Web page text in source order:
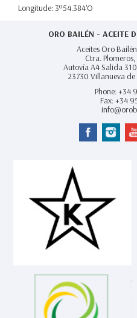
Longitude: 3º54.384'O
ORO BAILÉN - ACEITE
Aceites Oro
Ctra.
Autovía A4 Salida
23730 Villanueva de
Phone:+34
Fax:+34